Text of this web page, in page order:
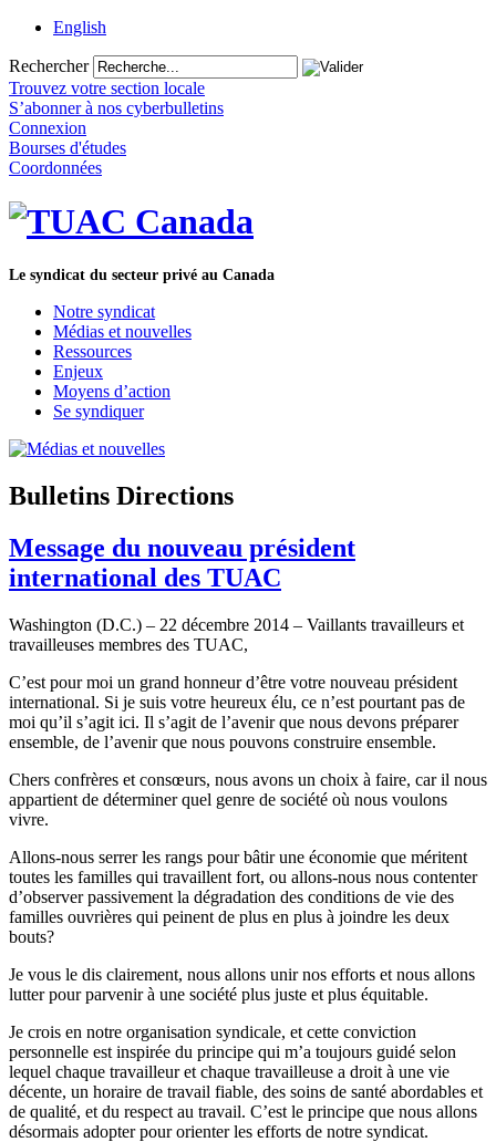
English
Rechercher
Trouvez votre section locale
S’abonner à nos cyberbulletins
Connexion
Bourses d'études
Coordonnées
Le syndicat du secteur privé au Canada
Notre syndicat
Médias et nouvelles
Ressources
Enjeux
Moyens d’action
Se syndiquer
Bulletins Directions
Message du nouveau président
international des TUAC
Washington (D.C.) – 22 décembre 2014 – Vaillants travailleurs et
travailleuses membres des TUAC,
C’est pour moi un grand honneur d’être votre nouveau président
international. Si je suis votre heureux élu, ce n’est pourtant pas de
moi qu’il s’agit ici. Il s’agit de l’avenir que nous devons préparer
ensemble, de l’avenir que nous pouvons construire ensemble.
Chers confrères et consœurs, nous avons un choix à faire, car il nous
appartient de déterminer quel genre de société où nous voulons
vivre.
Allons-nous serrer les rangs pour bâtir une économie que méritent
toutes les familles qui travaillent fort, ou allons-nous nous contenter
d’observer passivement la dégradation des conditions de vie des
familles ouvrières qui peinent de plus en plus à joindre les deux
bouts?
Je vous le dis clairement, nous allons unir nos efforts et nous allons
lutter pour parvenir à une société plus juste et plus équitable.
Je crois en notre organisation syndicale, et cette conviction
personnelle est inspirée du principe qui m’a toujours guidé selon
lequel chaque travailleur et chaque travailleuse a droit à une vie
décente, un horaire de travail fiable, des soins de santé abordables et
de qualité, et du respect au travail. C’est le principe que nous allons
désormais adopter pour orienter les efforts de notre syndicat.